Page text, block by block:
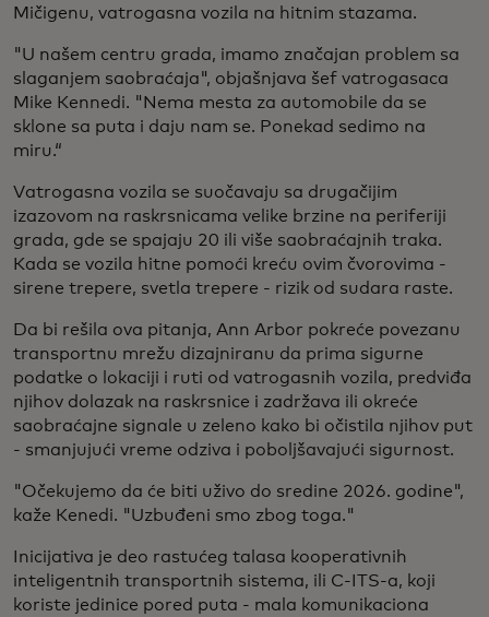
Mičigenu, vatrogasna vozila na hitnim stazama.
"U našem centru grada, imamo značajan problem sa
slaganjem saobraćaja", objašnjava šef vatrogasaca
Mike Kennedi. "Nema mesta za automobile da se
sklone sa puta i daju nam se. Ponekad sedimo na
miru.“
Vatrogasna vozila se suočavaju sa drugačijim
izazovom na raskrsnicama velike brzine na periferiji
grada, gde se spajaju 20 ili više saobraćajnih traka.
Kada se vozila hitne pomoći kreću ovim čvorovima -
sirene trepere, svetla trepere - rizik od sudara raste.
Da bi rešila ova pitanja, Ann Arbor pokreće povezanu
transportnu mrežu dizajniranu da prima sigurne
podatke o lokaciji i ruti od vatrogasnih vozila, predviđa
njihov dolazak na raskrsnice i zadržava ili okreće
saobraćajne signale u zeleno kako bi očistila njihov put
- smanjujući vreme odziva i poboljšavajući sigurnost.
"Očekujemo da će biti uživo do sredine 2026. godine",
kaže Kenedi. "Uzbuđeni smo zbog toga."
Inicijativa je deo rastućeg talasa kooperativnih
inteligentnih transportnih sistema, ili C-ITS-a, koji
koriste jedinice pored puta - mala komunikaciona